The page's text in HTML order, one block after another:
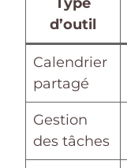
Type
d’outil
Calendrier
partagé
Gestion
des tâches